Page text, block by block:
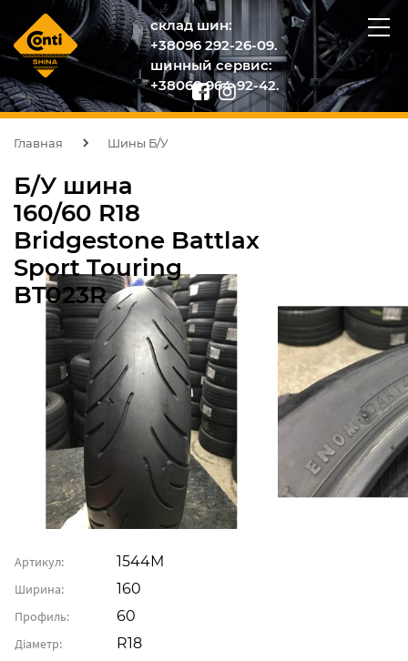
склад шин:
+38096 292-26-09.
шинный сервис:
+38068 964-92-42.
Главная Шины Б/У
Б/У шина
160/60 R18
Bridgestone Battlax
Sport Touring
BT023R
Артикул: 1544М
Ширина: 160
Профиль: 60
Діаметр: R18